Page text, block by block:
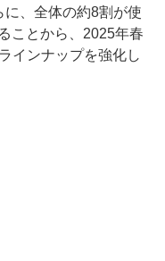
、全体の約8割が使
ことから、2025年春
インナップを強化し